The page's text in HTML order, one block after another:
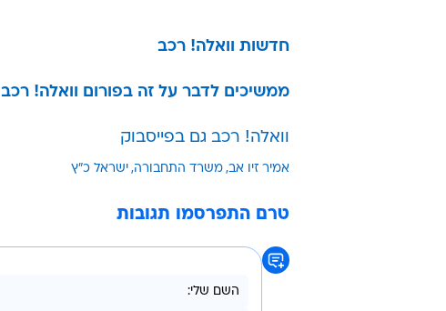
חדשות וואלה! רכב
ממשיכים לדבר על זה בפורום וואלה! רכב
וואלה! רכב גם בפייסבוק
אמיר זיו אב משרד התחבורה ישראל כ"ץ
טרם התפרסמו תגובות